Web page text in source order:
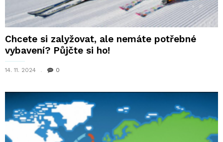
Chcete si zalyžovat, ale nemáte potřebné
vybavení? Půjčte si ho!
14. 11. 2024 0